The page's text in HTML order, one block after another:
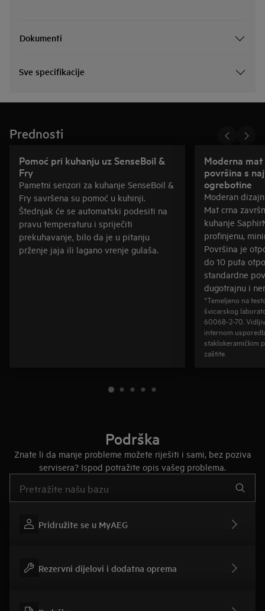
Dokumenti
Sve specifikacije
Prednosti
Pomoć pri kuhanju uz SenseBoil &
Fry
Pametni senzori za kuhanje SenseBoil &
Fry savršena su pomoć u kuhinji.
Štednjak će se automatski podesiti na
pravu temperaturu i spriječiti
prekuhavanje, bilo da je u pitanju
prženje jaja ili lagano vrenje gulaša.
Moderna
površina s
ogrebotine
Moderan
Mat crna
kuhanje
profinjenu,
Površina je
do 10 puta
standardne
dugotrajnu i
*Temeljeno na
švicarskog
60068-2-70.
internom
staklokeramičkim
zaštite.
Podrška
Znate li da manje probleme možete riješiti i sami, bez poziva
servisera? Ispod potražite opis vašeg problema.
Pridružite se u MyAEG
Rezervni dijelovi i dodatna oprema